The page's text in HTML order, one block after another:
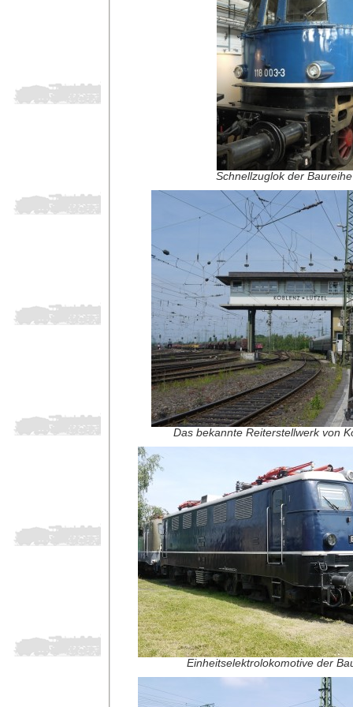
Schnellzuglok der
Das bekannte Reiterstellwerk von
Einheitselektrolokomotive der